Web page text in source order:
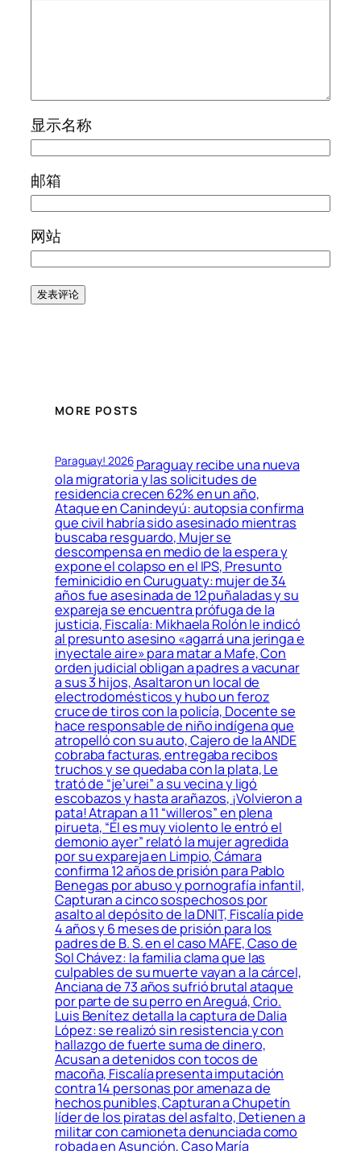
显示名称
邮箱
网站
MORE POSTS
Paraguay! 2026Paraguay recibe una nueva
ola migratoria y las solicitudes de
residencia crecen 62% en un año,
Ataque en Canindeyú: autopsia confirma
que civil habría sido asesinado mientras
buscaba resguardo, Mujer se
descompensa en medio de la espera y
expone el colapso en el IPS, Presunto
feminicidio en Curuguaty: mujer de 34
años fue asesinada de 12 puñaladas y su
expareja se encuentra prófuga de la
justicia, Fiscalía: Mikhaela Rolón le indicó
al presunto asesino «agarrá una jeringa e
inyectale aire» para matar a Mafe, Con
orden judicial obligan a padres a vacunar
a sus 3 hijos, Asaltaron un local de
electrodomésticos y hubo un feroz
cruce de tiros con la policía, Docente se
hace responsable de niño indígena que
atropelló con su auto, Cajero de la ANDE
cobraba facturas, entregaba recibos
truchos y se quedaba con la plata, Le
trató de “je’urei” a su vecina y ligó
escobazos y hasta arañazos, ¡Volvieron a
pata! Atrapan a 11 “willeros” en plena
pirueta, “Él es muy violento le entró el
demonio ayer” relató la mujer agredida
por su expareja en Limpio, Cámara
confirma 12 años de prisión para Pablo
Benegas por abuso y pornografía infantil,
Capturan a cinco sospechosos por
asalto al depósito de la DNIT, Fiscalía pide
4 años y 6 meses de prisión para los
padres de B. S. en el caso MAFE, Caso de
Sol Chávez: la familia clama que las
culpables de su muerte vayan a la cárcel,
Anciana de 73 años sufrió brutal ataque
por parte de su perro en Areguá, Crio.
Luis Benítez detalla la captura de Dalia
López: se realizó sin resistencia y con
hallazgo de fuerte suma de dinero,
Acusan a detenidos con tocos de
macoña, Fiscalía presenta imputación
contra 14 personas por amenaza de
hechos punibles, Capturan a Chupetín
líder de los piratas del asfalto, Detienen a
militar con camioneta denunciada como
robada en Asunción, Caso María